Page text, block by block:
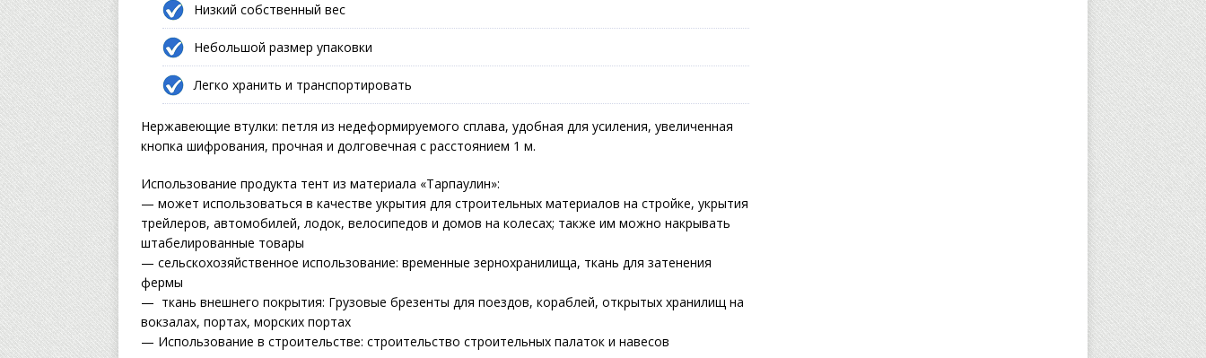
Низкий собственный вес
Небольшой размер упаковки
Легко хранить и транспортировать
Нержавеющие втулки: петля из недеформируемого сплава, удобная для усиления, увеличенная
кнопка шифрования, прочная и долговечная с расстоянием 1 м.
Использование продукта тент из материала «Тарпаулин»:
— может использоваться в качестве укрытия для строительных материалов на стройке, укрытия
трейлеров, автомобилей, лодок, велосипедов и домов на колесах; также им можно накрывать
штабелированные товары
— сельскохозяйственное использование: временные зернохранилища, ткань для затенения
фермы
— ткань внешнего покрытия: Грузовые брезенты для поездов, кораблей, открытых хранилищ на
вокзалах, портах, морских портах
— Использование в строительстве: строительство строительных палаток и навесов